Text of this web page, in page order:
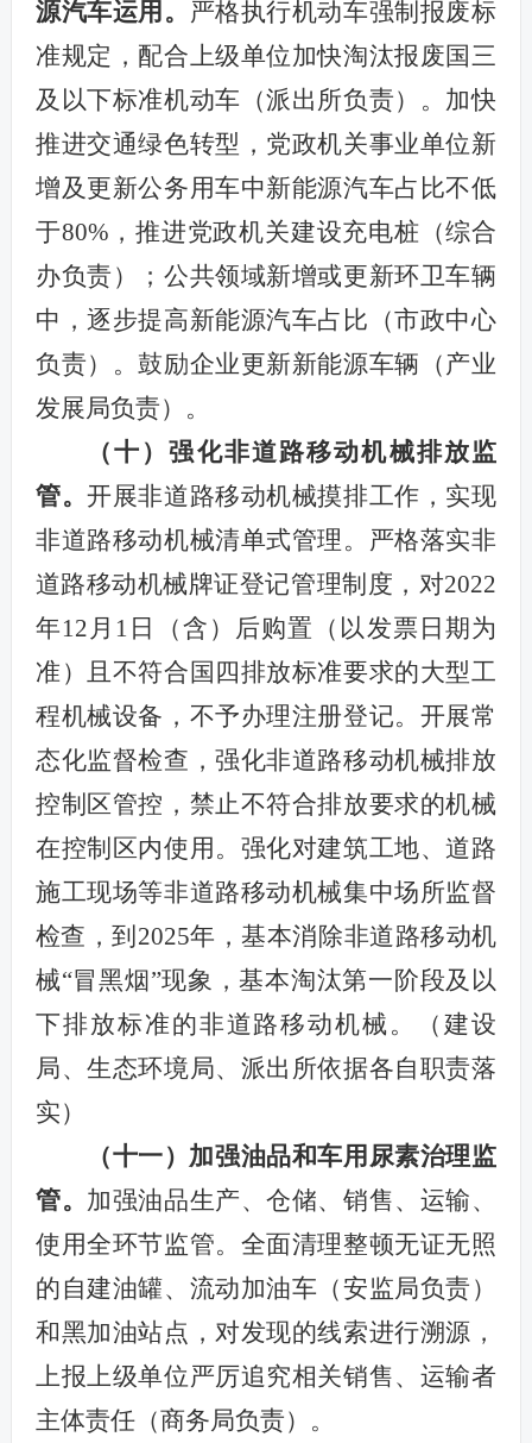
源汽车运用。
严格执行机动车强制报废标
准规定，配合上级单位加快淘汰报废国三
及以下标准机动车（派出所负责）。加快
推进交通绿色转型，党政机关事业单位新
增及更新公务用车中新能源汽车占比不低
于80%，推进党政机关建设充电桩（综合
办负责）；公共领域新增或更新环卫车辆
中，逐步提高新能源汽车占比（市政中心
负责）。鼓励企业更新新能源车辆（产业
发展局负责）。
（十）强化非道路移动机械排放监
管。开展非道路移动机械摸排工作，实现
非道路移动机械清单式管理 。严格落实非
道路移动机械牌证登记管理制度，对2022
年12月1日（含）后购置（以发票日期为
准）且不符合国四排放标准要求的大型工
程机械设备，不予办理注册登记。开展常
态化监督检查，强化非道路移动机械排放
控制区管控，禁止不符合排放要求的机械
在控制区内使用。强化对建筑工地、道路
施工现场等非道路移动机械集中场所监督
检查，到2025年，基本消除非道路移动机
械“冒黑烟”现象，基本淘汰第一阶段及以
下排放标准的非道路移动机械。（建设
局、生态环境局、派出所依据各自职责落
实）
（十一）加强油品和车用尿素治理监
管。 加强油品生产、仓储、销售、运输、
使用全环节监管。全面清理整顿无证无照
的自建油罐、流动加油车（安监局负责）
和黑加油站点，对发现的线索进行溯源，
上报上级单位严厉追究相关销售、运输者
主体责任（商务局负责）。